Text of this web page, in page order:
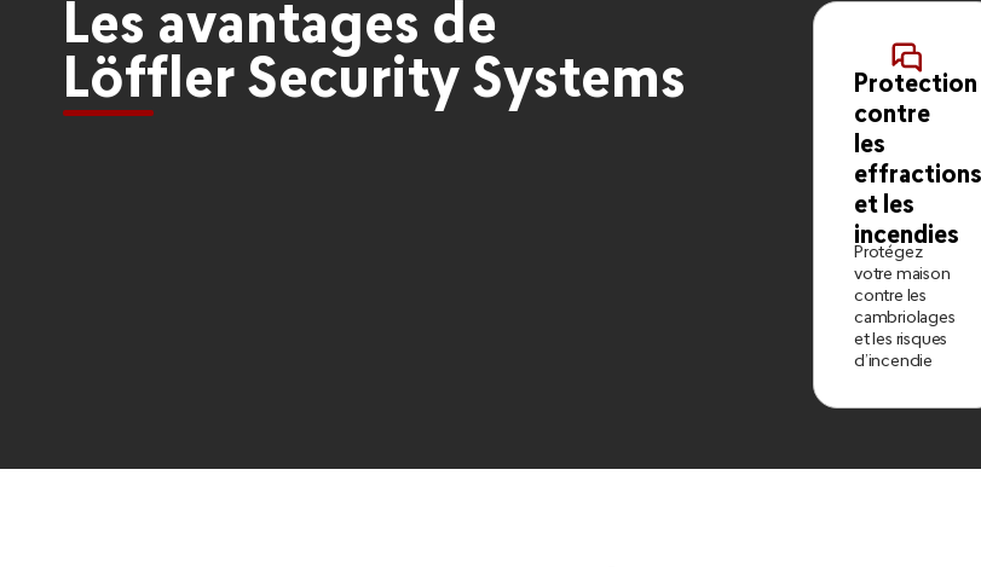
Les avantages de
Löffler Security Systems
Protection
contre
les
effractions
et les
incendies
Protégez
votre maison
contre les
cambriolages
et les risques
d’incendie